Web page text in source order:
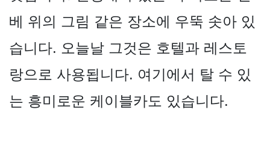
베 위의 그림 같은 장소에 우뚝 솟아 있
습니다. 오늘날 그것은 호텔과 레스토
랑으로 사용됩니다. 여기에서 탈 수 있
는 흥미로운 케이블카도 있습니다.